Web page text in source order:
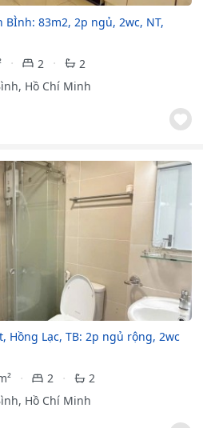
BÌnh: 83m2, 2p ngủ, 2wc, NT,
2
2
Hồ Chí Minh
Hồng Lạc, TB: 2p ngủ rộng, 2wc
2
2
Hồ Chí Minh